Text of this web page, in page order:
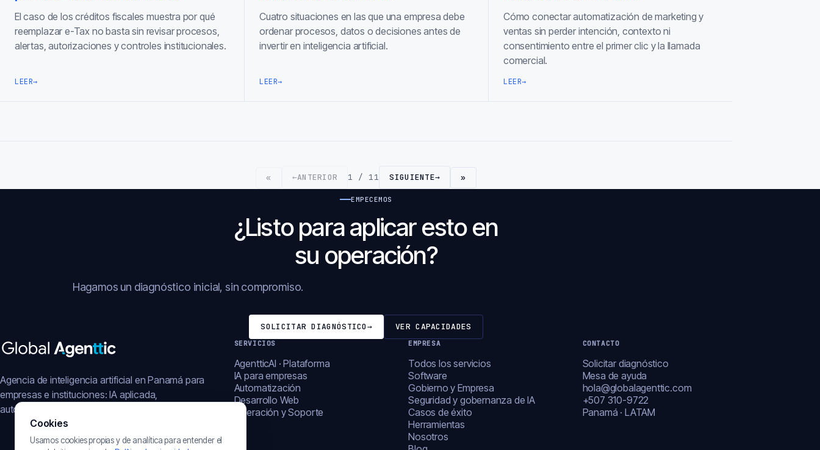
El caso de los créditos fiscales muestra por qué
reemplazar e-Tax no basta sin revisar procesos,
alertas, autorizaciones y controles institucionales.
LEER→
Cuatro situaciones en las que una empresa debe
ordenar procesos, datos o decisiones antes de
invertir en inteligencia artificial.
LEER→
Cómo conectar automatización de marketing y
ventas sin perder intención, contexto ni
consentimiento entre el primer clic y la llamada
comercial.
LEER→
« ←ANTERIOR 1 / 11 SIGUIENTE→ »
EMPECEMOS
¿Listo para aplicar esto en
su operación?
Hagamos un diagnóstico inicial, sin compromiso.
SOLICITAR DIAGNÓSTICO→ VER CAPACIDADES
Agencia de inteligencia artificial en Panamá para
empresas e instituciones: IA aplicada,
automatización, plataformas y operación digital.
SERVICIOS
AgentticAI · Plataforma
IA para empresas
Automatización
Desarrollo Web
Operación y Soporte
EMPRESA
Todos los servicios
Software
Gobierno y Empresa
Seguridad y gobernanza de IA
Casos de éxito
Herramientas
Nosotros
CONTACTO
Solicitar diagnóstico
Mesa de ayuda
hola@globalagenttic.com
+507 310-9722
Panamá · LATAM
Cookies
Usamos cookies propias y de analítica para entender el